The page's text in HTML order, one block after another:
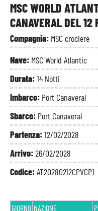
MSC WORLD
CANAVERAL DEL
Compagnia: MSC crociere
Nave: MSC World Atlantic
Durata:14 Notti
Imbarco: Port Canaveral
Sbarco: Port Canaveral
Partenza:12/02/2028
Arrivo:26/02/2028
Codice:AT20280212CPVCP1
GIORNO NAZIONE